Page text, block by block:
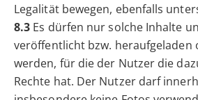
Legalität bewegen, ebenfalls
8.3 Es dürfen nur solche Inhalte
veröffentlicht bzw.
werden, für die der Nutzer die
Rechte hat. Der Nutzer darf